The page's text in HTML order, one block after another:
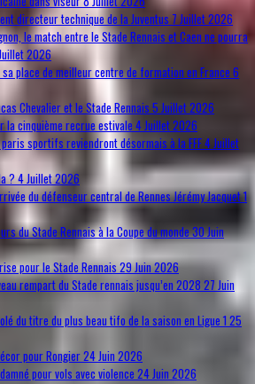
directeur technique de la Juventus 7 Juillet 2026
le match entre le Stade Rennais et Caen ne pourra
2026
place de meilleur centre de formation en France 6
Chevalier et le Stade Rennais 5 Juillet 2026
la cinquième recrue estivale 4 Juillet 2026
sportifs reviendront désormais à la FFF4 Juillet
?4 Juillet 2026
du défenseur central de Rennes Jérémy Jacquet1
du Stade Rennais à la Coupe du monde30 Juin
pour le Stade Rennais29 Juin 2026
rempart du Stade rennais jusqu’en 2028 27 Juin
du titre du plus beau tifo de la saison en Ligue 1 25
pour Rongier24 Juin 2026
pour vols avec violence 24 Juin 2026